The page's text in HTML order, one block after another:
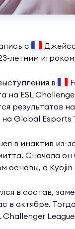
с
летним
в
на ESL
результатов
Global Esports
в инактив из-
Сначала
основы, а Kyojin
в состав,
в октябре.
Challenger